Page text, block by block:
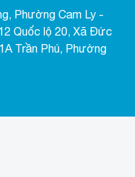
Phường Cam Ly -
Quốc lộ 20, Xã Đức
Trần Phú, Phường